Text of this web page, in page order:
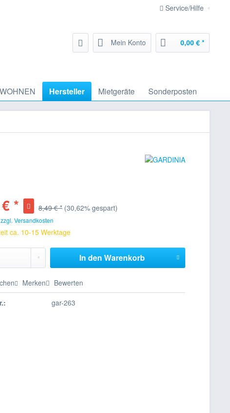
Service/Hilfe
Mein Konto 0,00 € *
WOHNEN Hersteller Mietgeräte Sonderposten
* 8,49 € * (30,62% gespart)
zzgl. Versandkosten
ca. 10-15 Werktage
In den Warenkorb
Merken Bewerten
gar-263